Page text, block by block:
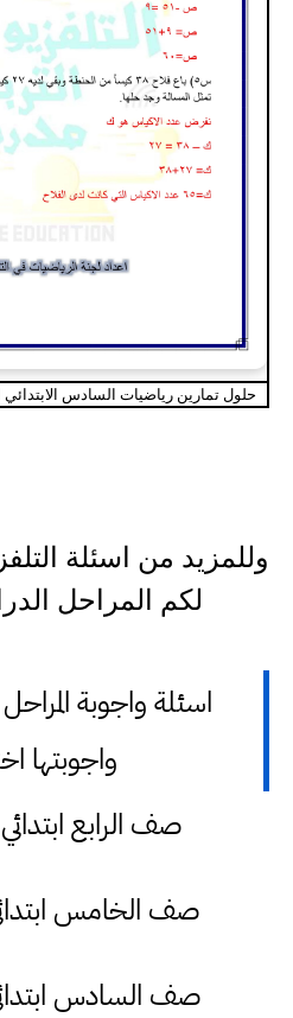
حلول تمارين رياضيات السادس الابتدائي
وللمزيد من اسئلة
لكم المراحل
اسئلة واجوبة
واجوبتها
صف الرابع ابتدائي
صف الخامس
صف السادس